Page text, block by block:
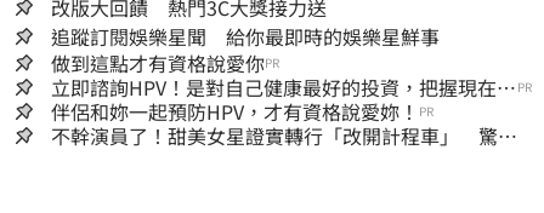
改版大回饋 熱門3C大獎接力送
追蹤訂閱娛樂星聞 給你最即時的娛樂星鮮事
做到這點才有資格說愛你PR
立即諮詢HPV！是對自己健康最好的投資，把握現在不
嫌晚！
PR
伴侶和妳一起預防HPV，才有資格說愛妳！ PR
不幹演員了！甜美女星證實轉行「改開計程車」 驚人